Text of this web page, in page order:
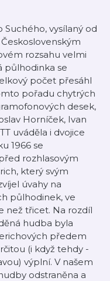
vysílaný od
rozsahu velmi
půlhodinka se
počet přesáhl
pořadu chytrých
desek,
Horníček, Ivan
uváděla i dvojice
1966 se
rozhlasovým
který svým
úvahy na
půlhodinek, ve
než třicet. Na rozdíl
hudba byla
předem
(i když tehdy -
výplní. V našem
odstraněna a